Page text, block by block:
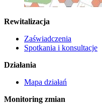
Rewitalizacja
Zaświadczenia
Spotkania i konsultacje
Działania
Mapa działań
Monitoring zmian